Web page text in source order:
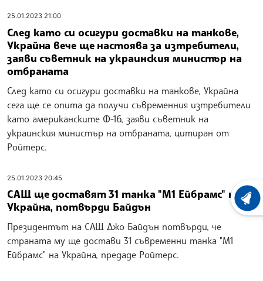
25.01.2023 21:00
След като си осигури доставки на танкове,
Украйна вече ще настоява за изтребители,
заяви съветник на украинския министър на
отбраната
След като си осигури доставки на танкове, Украйна
сега ще се опита да получи съвременния изтребители
като американските Ф-16, заяви съветник на
украинския министър на отбраната, цитиран от
Ройтерс.
25.01.2023 20:45
САЩ ще доставят 31 танка "М1 Ейбрамс" на
Украйна, потвърди Байдън
Президентът на САЩ Джо Байдън потвърди, че
страната му ще достави 31 съвременни танка "М1
Ейбрамс" на Украйна, предаде Ройтерс.